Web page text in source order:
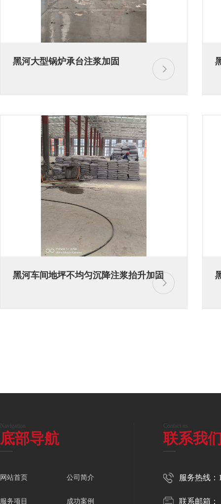
黑河大型锅炉承台注浆加固
黑河车间地坪不均匀沉降注浆抬升加固
底部导航
网站首页 公司简介
服务项目 成功案例
联系我
服务热线：
联系邮箱：